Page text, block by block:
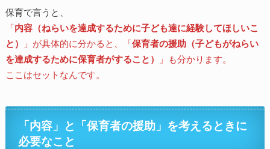
保育で言うと、
「内容（ねらいを達成するために子ども達に経験してほしいこ
と）
」が具体的に分かると、「保育者の援助（子どもがねらい
を達成するために保育者がすること）
」も分かります。
ここはセットなんです。
「内容」と「保育者の援助」を考えるときに
必要なこと